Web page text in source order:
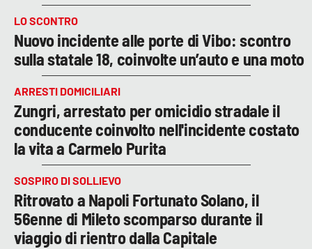
LO SCONTRO
Nuovo incidente alle porte di Vibo: scontro
sulla statale 18, coinvolte un’auto e una moto
ARRESTI DOMICILIARI
Zungri, arrestato per omicidio stradale il
conducente coinvolto nell'incidente costato
la vita a Carmelo Purita
SOSPIRO DI SOLLIEVO
Ritrovato a Napoli Fortunato Solano, il
56enne di Mileto scomparso durante il
viaggio di rientro dalla Capitale